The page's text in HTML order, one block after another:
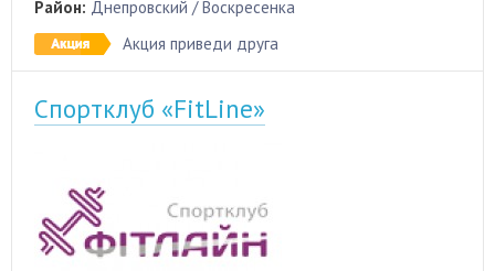
Район: Днепровский / Воскресенка
Акция приведи друга
Спортклуб «FitLine»